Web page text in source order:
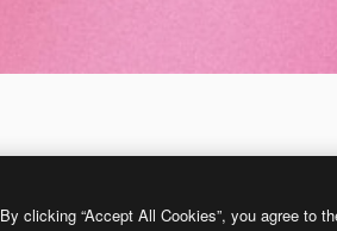
By clicking “Accept All Cookies”, you agree to